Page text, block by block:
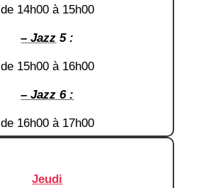
de 14h00 à 15h00
– Jazz 5 :
de 15h00 à 16h00
– Jazz 6 :
de 16h00 à 17h00
Jeudi